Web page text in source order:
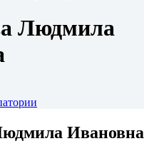
Людмила
Ивановна